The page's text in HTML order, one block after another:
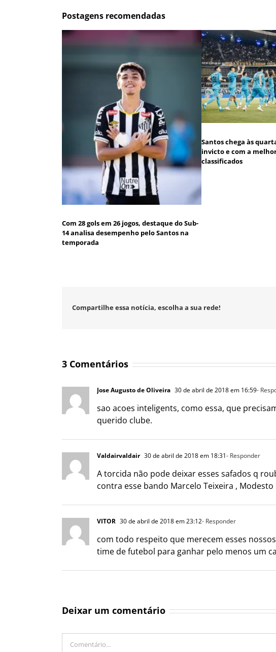
Postagens recomendadas
Com 28 gols em 26 jogos, destaque do Sub-
14 analisa desempenho pelo Santos na
temporada
Santos chega às
invicto e com a
classificados
Compartilhe essa notícia, escolha a sua rede!
3 Comentários
Jose Augusto de Oliveira 30 de abril de 2018 em 16:59-
sao acoes inteligents, como essa, que
querido clube.
Valdairvaldair 30 de abril de 2018 em 18:31- Responder
A torcida não pode deixar esses safados q
contra esse bando Marcelo Teixeira ,
VITOR 30 de abril de 2018 em 23:12- Responder
com todo respeito que merecem esses
time de futebol para ganhar pelo menos um
Deixar um comentário